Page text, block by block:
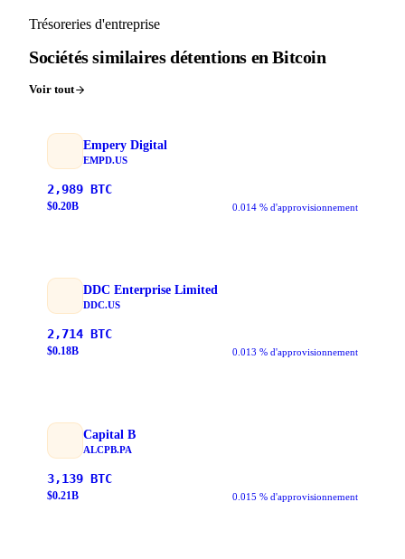
Trésoreries d'entreprise
Sociétés similaires détentions en Bitcoin
Voir tout
Empery Digital
EMPD.US
2,989 BTC
$0.20B 0.014 % d'approvisionnement
DDC Enterprise Limited
DDC.US
2,714 BTC
$0.18B 0.013 % d'approvisionnement
Capital B
ALCPB.PA
3,139 BTC
$0.21B 0.015 % d'approvisionnement